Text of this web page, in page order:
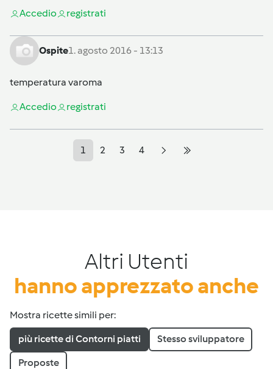
Accedio registrati
Ospite1. agosto 2016 - 13:13
temperatura varoma
Accedio registrati
1 2 3 4
Altri Utenti
hanno apprezzato anche
Mostra ricette simili per:
più ricette di Contorni piatti Stesso sviluppatore
Proposte